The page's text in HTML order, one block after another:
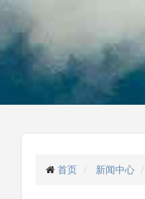
首页 新闻中心